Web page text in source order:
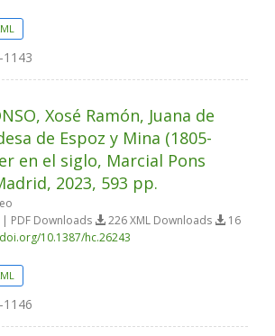
1143
Xosé Ramón, Juana de
de Espoz y Mina (1805-
en el siglo, Marcial Pons
2023, 593 pp.
PDF Downloads 226 XML Downloads
16
10.1387/hc.26243
1146